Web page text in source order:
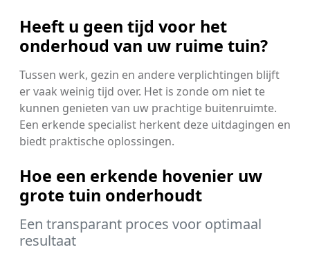
Heeft u geen tijd voor het
onderhoud van uw ruime tuin?
Tussen werk, gezin en andere verplichtingen blijft
er vaak weinig tijd over. Het is zonde om niet te
kunnen genieten van uw prachtige buitenruimte.
Een erkende specialist herkent deze uitdagingen en
biedt praktische oplossingen.
Hoe een erkende hovenier uw
grote tuin onderhoudt
Een transparant proces voor optimaal
resultaat